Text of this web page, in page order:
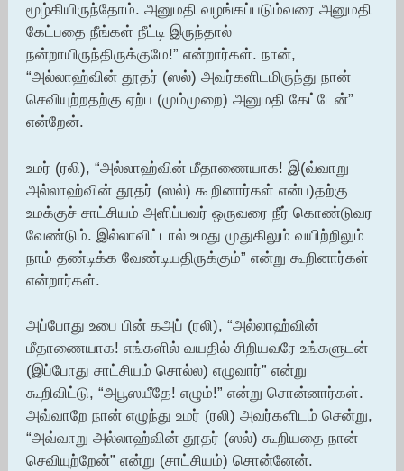
மூழ்கியிருந்தோம். அனுமதி வழங்கப்படும்வரை அனுமதி
கேட்பதை நீங்கள் நீட்டி இருந்தால்
நன்றாயிருந்திருக்குமே!” என்றார்கள். நான்,
“அல்லாஹ்வின் தூதர் (ஸல்) அவர்களிடமிருந்து நான்
செவியுற்றதற்கு ஏற்ப (மும்முறை) அனுமதி கேட்டேன்”
என்றேன்.
உமர் (ரலி), “அல்லாஹ்வின் மீதாணையாக! இ(வ்வாறு
அல்லாஹ்வின் தூதர் (ஸல்) கூறினார்கள் என்ப)தற்கு
உமக்குச் சாட்சியம் அளிப்பவர் ஒருவரை நீர் கொண்டுவர
வேண்டும். இல்லாவிட்டால் உமது முதுகிலும் வயிற்றிலும்
நாம் தண்டிக்க வேண்டியதிருக்கும்” என்று கூறினார்கள்
என்றார்கள்.
அப்போது உபை பின் கஅப் (ரலி), “அல்லாஹ்வின்
மீதாணையாக! எங்களில் வயதில் சிறியவரே உங்களுடன்
(இப்போது சாட்சியம் சொல்ல) எழுவார்” என்று
கூறிவிட்டு, “அபூஸயீதே! எழும்!” என்று சொன்னார்கள்.
அவ்வாறே நான் எழுந்து உமர் (ரலி) அவர்களிடம் சென்று,
“அவ்வாறு அல்லாஹ்வின் தூதர் (ஸல்) கூறியதை நான்
செவியுற்றேன்” என்று (சாட்சியம்) சொன்னேன்.